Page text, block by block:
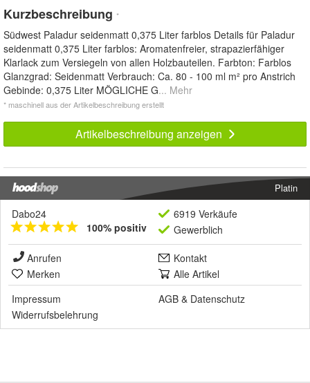
Kurzbeschreibung *
Südwest Paladur seidenmatt 0,375 Liter farblos Details für Paladur
seidenmatt 0,375 Liter farblos: Aromatenfreier, strapazierfähiger
Klarlack zum Versiegeln von allen Holzbauteilen. Farbton: Farblos
Glanzgrad: Seidenmatt Verbrauch: Ca. 80 - 100 ml m² pro Anstrich
Gebinde: 0,375 Liter MÖGLICHE G... Mehr
* maschinell aus der Artikelbeschreibung erstellt
Artikelbeschreibung anzeigen
Platin
Dabo24
100% positiv
6919 Verkäufe
Gewerblich
Anrufen
Kontakt
Merken
Alle Artikel
Impressum
AGB & Datenschutz
Widerrufsbelehrung